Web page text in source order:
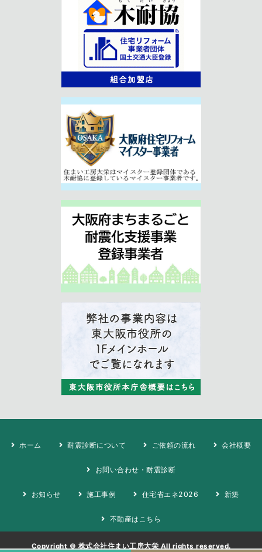
ホーム 耐震診断について ご依頼の流れ 会社概要
お問い合わせ・耐震診断
お知らせ 施工事例 住宅省エネ2026 新築
不動産はこちら
Copyright © 株式会社住まい工房大栄 All rights reserved.